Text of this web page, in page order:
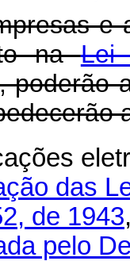
e
naLei
, poderão
das
de 1943
pelo